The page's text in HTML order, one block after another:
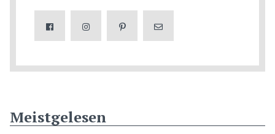
Meistgelesen